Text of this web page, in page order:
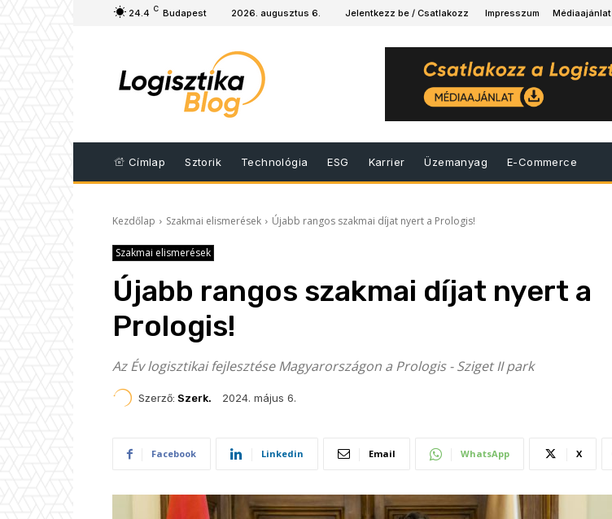
24.4 C Budapest 2026. augusztus 6. Jelentkezz be / Csatlakozz Impresszum Médiaajánlat
Címlap Sztorik Technológia ESG Karrier Üzemanyag E-Commerce
Kezdőlap Szakmai elismerések Újabb rangos szakmai díjat nyert a Prologis!
Szakmai elismerések
Újabb rangos szakmai díjat nyert a
Prologis!
Az Év logisztikai fejlesztése Magyarországon a Prologis - Sziget II park
Szerző: Szerk. 2024. május 6.
Facebook Linkedin Email WhatsApp X